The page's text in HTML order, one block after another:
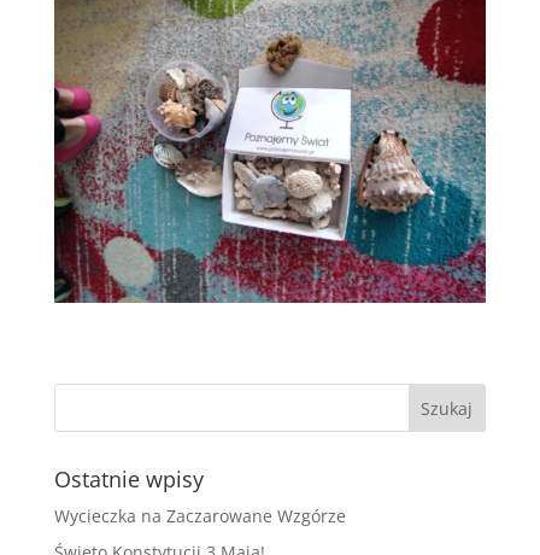
Ostatnie wpisy
Wycieczka na Zaczarowane Wzgórze